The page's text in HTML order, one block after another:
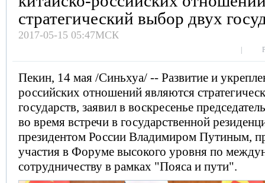
стратегический выбор двух
2017-05-15 05:47МСК
Пекин, 14 мая /Синьхуа/ -- Развитие и
российских отношений являются
государств, заявил в воскресенье
во время встречи в государственной
президентом России Владимиром Путиным,
участия в Форуме высокого уровня по
сотрудничеству в рамках "Пояса и пути".